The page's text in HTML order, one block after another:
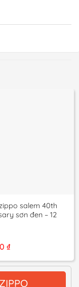
salem 40th
sơn đen – 12
₫